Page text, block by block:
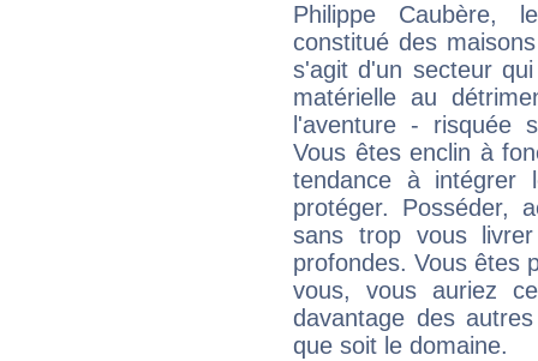
Philippe Caubère,
constitué des
s'agit d'un secteur
matérielle au
l'aventure - risquée
Vous êtes enclin à
tendance à
protéger. Posséder,
sans trop vous
profondes. Vous êtes
vous, vous auriez
davantage des
que soit le domaine.